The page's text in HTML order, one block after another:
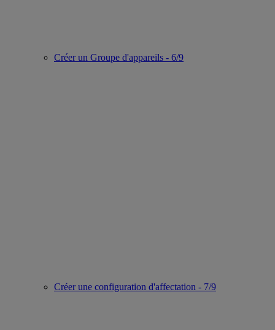
Créer un Groupe d'appareils - 6/9
Créer une configuration d'affectation - 7/9